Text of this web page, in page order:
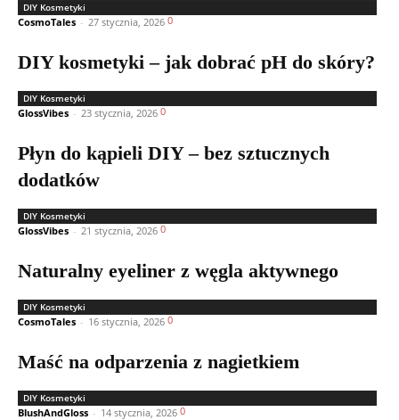
DIY Kosmetyki
CosmoTales - 27 stycznia, 2026 0
DIY kosmetyki – jak dobrać pH do skóry?
DIY Kosmetyki
GlossVibes - 23 stycznia, 2026 0
Płyn do kąpieli DIY – bez sztucznych
dodatków
DIY Kosmetyki
GlossVibes - 21 stycznia, 2026 0
Naturalny eyeliner z węgla aktywnego
DIY Kosmetyki
CosmoTales - 16 stycznia, 2026 0
Maść na odparzenia z nagietkiem
DIY Kosmetyki
BlushAndGloss - 14 stycznia, 2026 0